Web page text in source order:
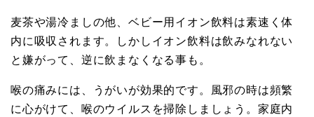
麦茶や湯冷ましの他、ベビー用イオン飲料は素速く体
内に吸収されます。しかしイオン飲料は飲みなれない
と嫌がって、逆に飲まなくなる事も。
喉の痛みには、うがいが効果的です。風邪の時は頻繁
に心がけて、喉のウイルスを掃除しましょう。家庭内